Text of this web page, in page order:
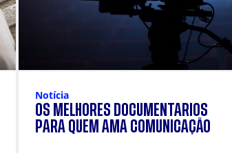
Notícia
OS MELHORES DOCUMENTÁRIOS
PARA QUEM AMA COMUNICAÇÃO